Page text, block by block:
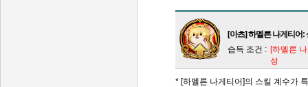
[아츠] 하멜른 나게티어:
습득 조건 : [하멜른
성
* [하멜른 나게티어]의 스킬 계수가